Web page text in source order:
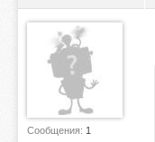
Сообщения: 1